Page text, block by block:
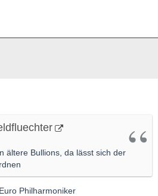
ältere Bullions, da lässt sich der
Philharmoniker